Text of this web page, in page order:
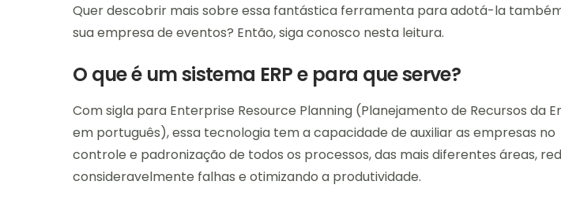
Quer descobrir mais sobre essa fantástica ferramenta para adotá-la
sua empresa de eventos? Então, siga conosco nesta leitura.
O que é um sistema ERP e para que serve?
Com sigla para Enterprise Resource Planning (Planejamento de Recursos da
em português), essa tecnologia tem a capacidade de auxiliar as empresas no
controle e padronização de todos os processos, das mais diferentes áreas,
consideravelmente falhas e otimizando a produtividade.